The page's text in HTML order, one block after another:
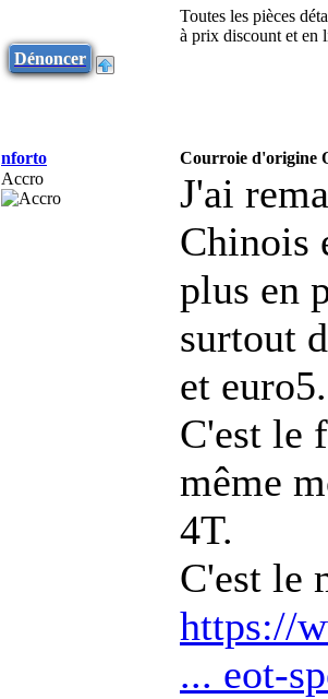
Toutes les pièces
à prix discount et
Dénoncer
nforto
Courroie d'origine
Accro
J'ai
Chinois
plus en
surtout
et euro5.
C'est le
même
4T.
C'est le
https://
... eot-